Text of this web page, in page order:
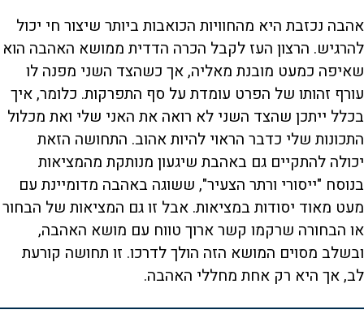
אהבה נכזבת היא מהחוויות הכואבות ביותר שיצור חי יכול
להרגיש. הרצון העז לקבל הכרה הדדית ממושא האהבה הוא
שאיפה כמעט מובנת מאליה, אך כשהצד השני מפנה לו
עורף זהותו של הפרט עומדת על סף התפרקות. כלומר, איך
בכלל ייתכן שהצד השני לא רואה את האני שלי ואת מכלול
התכונות שלי כדבר הראוי להיות אהוב. התחושה הזאת
יכולה להתקיים גם באהבת שיגעון מנותקת מהמציאות
בנוסח "ייסורי ורתר הצעיר", ששוגה באהבה מדומיינת עם
מעט מאוד יסודות במציאות. אבל זו גם המציאות של הבחור
או הבחורה שרקמו קשר ארוך טווח עם מושא האהבה,
ובשלב מסוים המושא הזה הולך לדרכו. זו תחושה קורעת
לב, אך היא רק אחת מחללי האהבה.